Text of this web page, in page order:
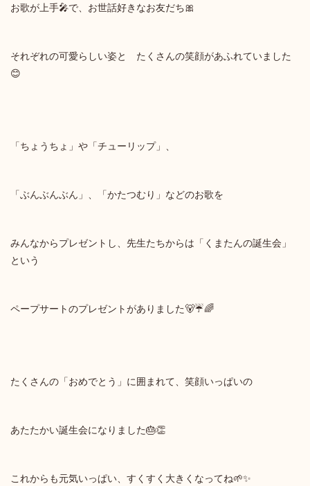
お歌が上手🎤で、お世話好きなお友だち🎀
それぞれの可愛らしい姿と たくさんの笑顔があふれていました
😊
「ちょうちょ」や「チューリップ」、
「ぶんぶんぶん」、「かたつむり」などのお歌を
みんなからプレゼントし、先生たちからは「くまたんの誕生会」
という
ペープサートのプレゼントがありました🐻☔🌈
たくさんの「おめでとう」に囲まれて、笑顔いっぱいの
あたたかい誕生会になりました🎂👏
これからも元気いっぱい、すくすく大きくなってね🌱✨